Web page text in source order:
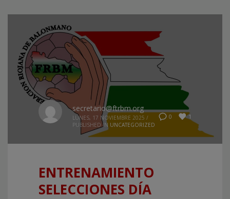
0 1
secretario@ftrbm.org
LUNES, 17 NOVIEMBRE 2025 /
PUBLISHED IN UNCATEGORIZED
ENTRENAMIENTO
SELECCIONES DÍA